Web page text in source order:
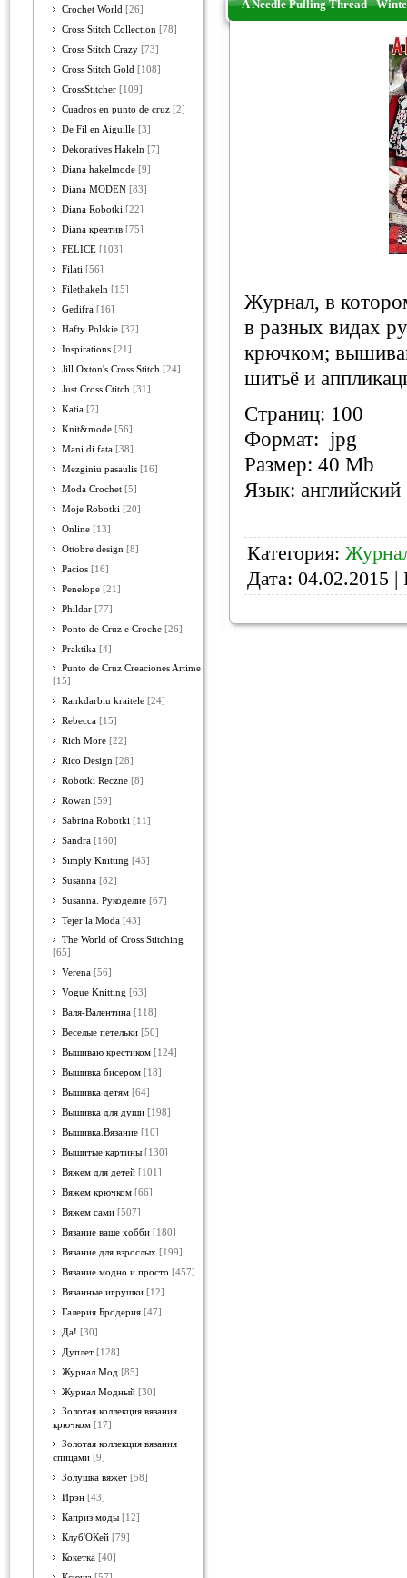
Crochet World [26]
Cross Stitch Collection [78]
Cross Stitch Crazy [73]
Cross Stitch Gold [108]
CrossStitcher [109]
Cuadros en punto de cruz [2]
De Fil en Aiguille [3]
Dekoratives Hakeln [7]
Diana hakelmode [9]
Diana MODEN [83]
Diana Robotki [22]
Diana креатив [75]
FELICE [103]
Filati [56]
Filethakeln [15]
Gedifra [16]
Hafty Polskie [32]
Inspirations [21]
Jill Oxton's Cross Stitch [24]
Just Cross Ctitch [31]
Katia [7]
Knit&mode [56]
Mani di fata [38]
Mezginiu pasaulis [16]
Moda Crochet [5]
Moje Robotki [20]
Online [13]
Ottobre design [8]
Pacios [16]
Penelope [21]
Phildar [77]
Ponto de Cruz e Croche [26]
Praktika [4]
Punto de Cruz Creaciones Artime
[15]
Rankdarbiu kraitele [24]
Rebecca [15]
Rich More [22]
Rico Design [28]
Robotki Reczne [8]
Rowan [59]
Sabrina Robotki [11]
Sandra [160]
Simply Knitting [43]
Susanna [82]
Susanna. Рукоделие [67]
Tejer la Moda [43]
The World of Cross Stitching
[65]
Verena [56]
Vogue Knitting [63]
Валя-Валентина [118]
Веселые петельки [50]
Вышиваю крестиком [124]
Вышивка бисером [18]
Вышивка детям [64]
Вышивка для души [198]
Вышивка.Вязание [10]
Вышитые картины [130]
Вяжем для детей [101]
Вяжем крючком [66]
Вяжем сами [507]
Вязание ваше хобби [180]
Вязание для взрослых [199]
Вязание модно и просто [457]
Вязанные игрушки [12]
Галерия Бродерия [47]
Да! [30]
Дуплет [128]
Журнал Мод [85]
Журнал Модный [30]
Золотая коллекция вязания
крючком [17]
Золотая коллекция вязания
спицами [9]
Золушка вяжет [58]
Ирэн [43]
Каприз моды [12]
Клуб'ОКей [79]
Кокетка [40]
A Needle Pulling Thread -
Журнал, в
в разных видах
крючком;
шитьё и
Страниц: 100
Формат: jpg
Размер: 40 Mb
Язык: английский
Категория:
Дата: 04.02.2015 |